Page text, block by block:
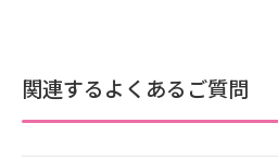
関連するよくあるご質問